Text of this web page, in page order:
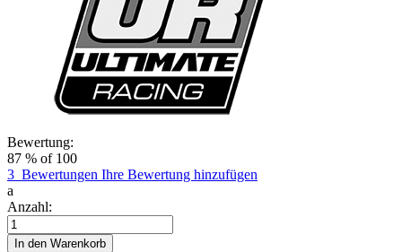
Bewertung:
87 % of 100
3 Bewertungen Ihre Bewertung hinzufügen
a
Anzahl:
In den Warenkorb